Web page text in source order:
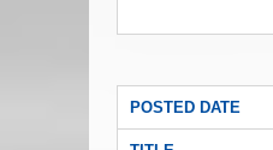
POSTED DATE